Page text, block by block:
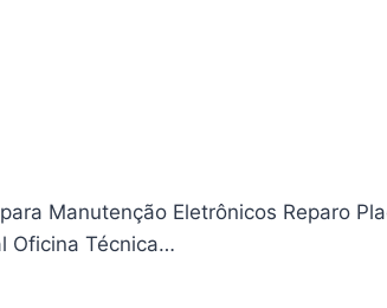
Manutenção Eletrônicos Reparo
Oficina Técnica…